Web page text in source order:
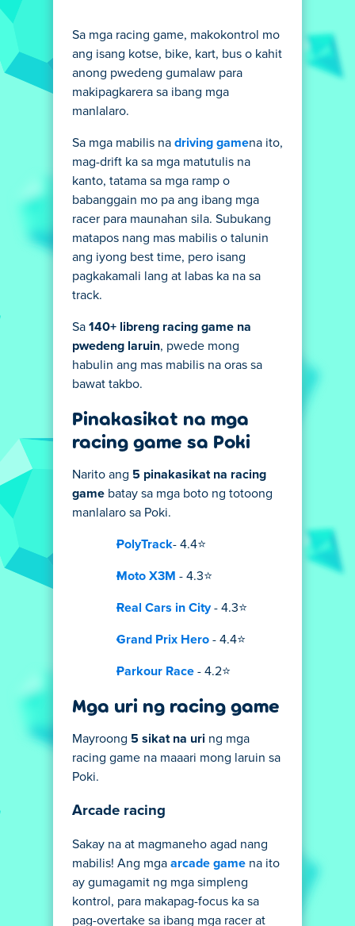
Sa mga racing game, makokontrol mo
ang isang kotse, bike, kart, bus o kahit
anong pwedeng gumalaw para
makipagkarera sa ibang mga
manlalaro.
Sa mga mabilis na driving gamena ito,
mag-drift ka sa mga matutulis na
kanto, tatama sa mga ramp o
babanggain mo pa ang ibang mga
racer para maunahan sila. Subukang
matapos nang mas mabilis o talunin
ang iyong best time, pero isang
pagkakamali lang at labas ka na sa
track.
Sa 140+ libreng racing game na
pwedeng laruin, pwede mong
habulin ang mas mabilis na oras sa
bawat takbo.
Pinakasikat na mga
racing game sa Poki
Narito ang 5 pinakasikat na racing
game batay sa mga boto ng totoong
manlalaro sa Poki.
PolyTrack- 4.4⭐
Moto X3M - 4.3⭐
Real Cars in City- 4.3⭐
Grand Prix Hero - 4.4⭐
Parkour Race - 4.2⭐
Mga uri ng racing game
Mayroong 5 sikat na uri ng mga
racing game na maaari mong laruin sa
Poki.
Arcade racing
Sakay na at magmaneho agad nang
mabilis! Ang mga arcade game na ito
ay gumagamit ng mga simpleng
kontrol, para makapag-focus ka sa
pag-overtake sa ibang mga racer at